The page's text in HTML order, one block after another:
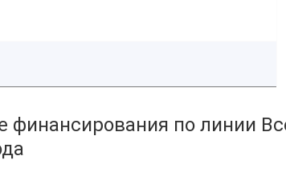
финансирования по линии